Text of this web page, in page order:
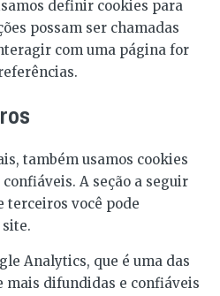
definir cookies para
possam ser chamadas
com uma página for
também usamos cookies
A seção a seguir
terceiros você pode
Analytics, que é uma das
mais difundidas e confiáveis